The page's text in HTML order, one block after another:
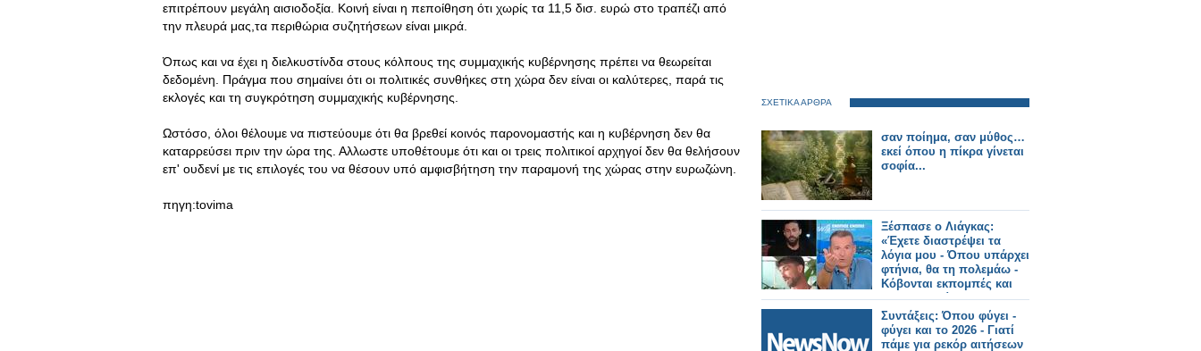
επιτρέπουν μεγάλη αισιοδοξία. Κοινή είναι η πεποίθηση ότι χωρίς τα 11,5 δισ. ευρώ στο τραπέζι από
την πλευρά μας,τα περιθώρια συζητήσεων είναι μικρά.
Όπως και να έχει η διελκυστίνδα στους κόλπους της συμμαχικής κυβέρνησης πρέπει να θεωρείται
δεδομένη. Πράγμα που σημαίνει ότι οι πολιτικές συνθήκες στη χώρα δεν είναι οι καλύτερες, παρά τις
εκλογές και τη συγκρότηση συμμαχικής κυβέρνησης.
Ωστόσο, όλοι θέλουμε να πιστεύουμε ότι θα βρεθεί κοινός παρονομαστής και η κυβέρνηση δεν θα
καταρρεύσει πριν την ώρα της. Αλλωστε υποθέτουμε ότι και οι τρεις πολιτικοί αρχηγοί δεν θα θελήσουν
επ' ουδενί με τις επιλογές του να θέσουν υπό αμφισβήτηση την παραμονή της χώρας στην ευρωζώνη.
πηγη:tovima
ΣΧΕΤΙΚΑ ΑΡΘΡΑ
σαν ποίημα, σαν μύθος…
εκεί όπου η πίκρα γίνεται
σοφία...
Ξέσπασε ο Λιάγκας:
«Έχετε διαστρέψει τα
λόγια μου - Όπου υπάρχει
φτήνια, θα τη πολεμάω -
Κόβονται εκπομπές και
δεν αντικαθίστανται
Συντάξεις: Όπου φύγει -
φύγει και το 2026 - Γιατί
πάμε για ρεκόρ αιτήσεων